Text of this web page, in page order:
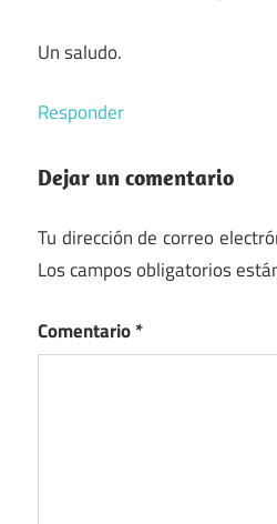
Un saludo.
Responder
Dejar un comentario
Tu dirección de correo
Los campos obligatorios
Comentario*